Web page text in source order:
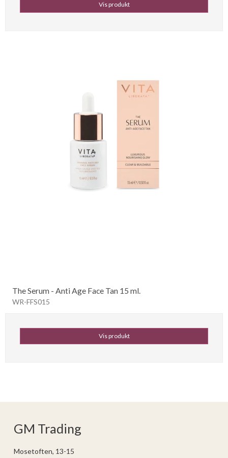
Vis produkt
The Serum - Anti Age Face Tan 15 ml.
WR-FFS015
Vis produkt
GM Trading
Mosetoften, 13-15